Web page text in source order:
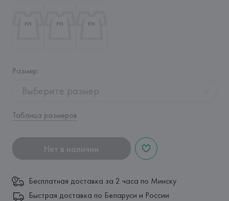
Размер:
Выберите размер
Таблица размеров
Нет в наличии
Бесплатная доставка за 2 часа по Минску
Быстрая доставка по Беларуси и России